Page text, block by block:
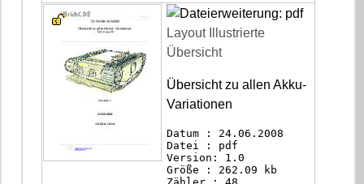
Layout Illustrierte
Übersicht
Übersicht zu allen Akku-
Variationen
Datum : 24.06.2008
Datei : pdf
Version: 1.0
Größe : 262.09 kb